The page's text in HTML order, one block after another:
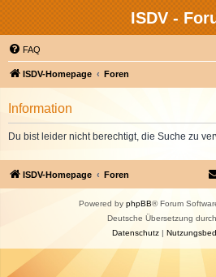
ISDV -
FAQ
ISDV-Homepage Foren
Information
Du bist leider nicht berechtigt, die Suche zu
ISDV-Homepage Foren
Powered by phpBB® Forum
Deutsche Übersetzung durch
Datenschutz|